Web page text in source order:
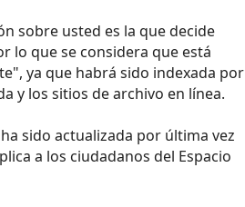
sobre usted es la que decide
lo que se considera que está
ya que habrá sido indexada por
y los sitios de archivo en línea.
sido actualizada por última vez
a los ciudadanos del Espacio